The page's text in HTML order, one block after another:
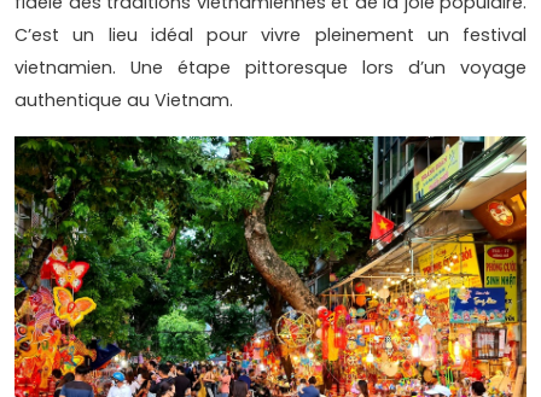
C’est un lieu idéal pour vivre pleinement un festival
vietnamien. Une étape pittoresque lors d’un voyage
authentique au Vietnam.